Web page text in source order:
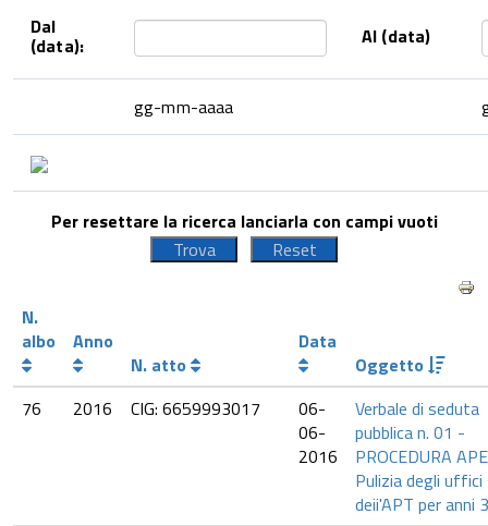
Dal
(data): Al (data)
gg-mm-aaaa
Per resettare la ricerca lanciarla con campi vuoti
N.
albo
Anno
N. atto
Data
Oggetto
76
2016 CIG: 6659993017
06-
06-
2016
Verbale di seduta
pubblica n. 01 -
PROCEDURA
Pulizia degli uffici
deii'APT per anni